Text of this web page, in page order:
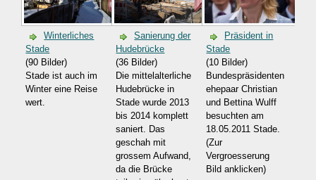
Winterliches
Stade
(90 Bilder)
Stade ist auch im
Winter eine Reise
wert.
Sanierung der
Hudebrücke
(36 Bilder)
Die mittelalterliche
Hudebrücke in
Stade wurde 2013
bis 2014 komplett
saniert. Das
geschah mit
grossem Aufwand,
da die Brücke
Präsident in
Stade
(10 Bilder)
Bundespräsidenten
ehepaar Christian
und Bettina Wulff
besuchten am
18.05.2011 Stade.
(Zur
Vergroesserung
Bild anklicken)